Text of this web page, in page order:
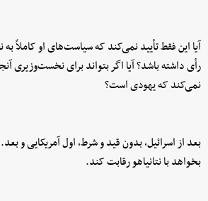
رأی داشته باشد؟ آیا اگر بتواند برای نخست‌وزیری
نمی‌کند که یهودی است؟
بعد از اسرائیل، بدون قید و شرط، اول آمریکایی و
بخواهد با نتانیاهو رقابت کند.